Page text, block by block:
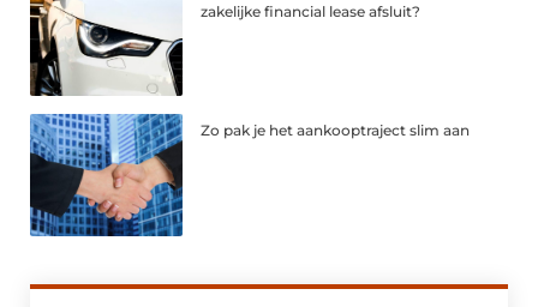
zakelijke financial lease afsluit?
Zo pak je het aankooptraject slim aan